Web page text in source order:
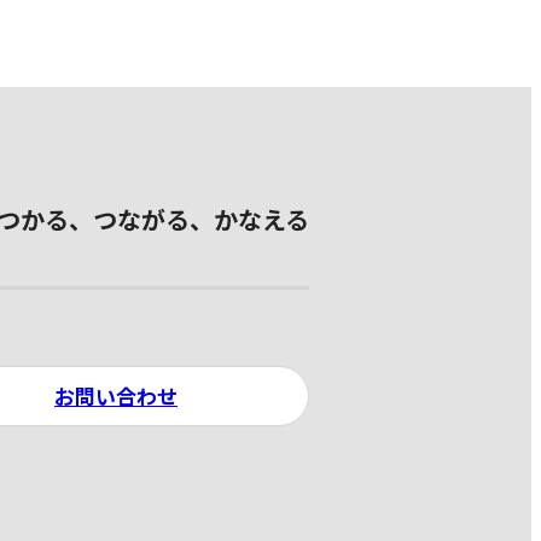
かる、つながる、かなえる
お問い合わせ